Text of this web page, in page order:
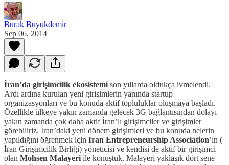
Burak Buyukdemir
Sep 06, 2014
İran’da girişimcilik ekosistemi son yıllarda oldukça ivmelendi.
Ardı ardına kurulan yeni girişimlerin yanında startup
organizasyonları ve bu konuda aktif topluluklar oluşmaya başladı.
Özellikle ülkeye yakın zamanda gelecek 3G bağlantısından dolayı
yakın zamanda çok daha aktif İran’lı girişimciler ve girişimler
görebiliriz. İran’daki yeni dönem girişimleri ve bu konuda nelerin
yapıldığını öğrenmek için Iran Entrepreneurship Association’ın (
İran Girişimcilik Birliği) yöneticisi ve kendisi de aktif bir girişimci
olan Mohsen Malayeri ile konuştuk. Malayeri yaklaşık dört sene